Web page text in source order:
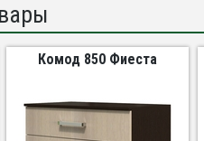
Комод 850 Фиеста